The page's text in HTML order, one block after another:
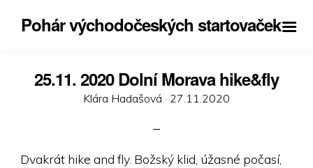
Pohár východočeských startovaček
25.11. 2020 Dolní Morava hike&fly
Klára Hadašová · Posted
27.11.2020
Dvakrát hike and fly. Božský klid, úžasné počasí,